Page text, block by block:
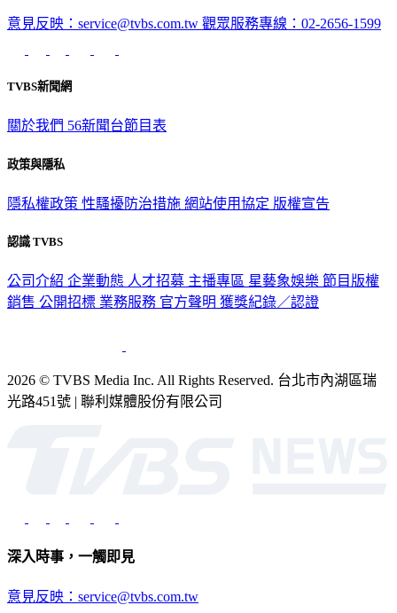
意見反映：service@tvbs.com.tw 觀眾服務專線：02-2656-1599
TVBS新聞網
關於我們 56新聞台節目表
政策與隱私
隱私權政策 性騷擾防治措施 網站使用協定 版權宣告
認識 TVBS
公司介紹 企業動態 人才招募 主播專區 星藝象娛樂 節目版權
銷售 公開招標 業務服務 官方聲明 獲獎紀錄／認證
2026 © TVBS Media Inc. All Rights Reserved. 台北市內湖區瑞
光路451號 | 聯利媒體股份有限公司
深入時事，一觸即見
意見反映：service@tvbs.com.tw